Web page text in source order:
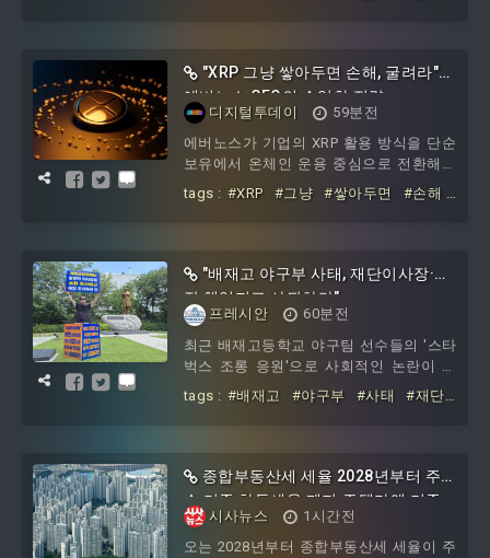
라면 역경이라고까지 말할 정도의 드라마
올리는 경우가 많다.그러나 굳이 그렇게
거창한 고난과 역경이 아니어도 괜찮다.
물론 없던 사건을 억지로 만들어서도 안
될 말이다. 일상에서 내가 마주쳤던 삶의
문제와 작은 실패도 괜찮다. 그러한 문제
들 중에서 면접관을 사로잡을 만한 이야기
를 끌어내서 그 문제를 어떻게 대처해왔는
"XRP 그냥 쌓아두면 손해, 굴려라"…
에버노스 CEO의 수익화 전략
디지털투데이
59분전
에버노스가 기업의 XRP 활용 방식을 단순
보유에서 온체인 운용 중심으로 전환해야
한다는 비전을 제시했다. 기업 재무제표에
XRP를 보유하는 데 그치지 않고, XRP 레저
는 주장이다.5일 블록체인 매체 디크립트
에 따르면, 아시시 벌라 에버노스 최고경
영자는 일본에서 열린 '웹엑스 2026' 행사
에서 "기업들은 XRP를 단순히 보유하는 수
동적 자산이 아니라 온체인에서 운용하며
수
tags : #XRP #그냥 #쌓아두면
#손해
"배재고 야구부 사태, 재단이사장·교
장 책임지고 사퇴하라"
프레시안
60분전
최근 배재고등학교 야구팀 선수들의 '스타
벅스 조롱 응원'으로 사회적인 논란이 크
게 일은 가운데, 배재학당 출신 문들이 주
축이 된 '배재학당 재단정상화 추진위원
tags : #배재고 #야구부 #사태
#재단
종합부동산세 세율 2028년부터 주택
수 기준 차등세율 폐지·주택가액 기준
으로 0.5∼5%로 일원화
시사뉴스
1시간전
오는 2028년부터 종합부동산세 세율이 주